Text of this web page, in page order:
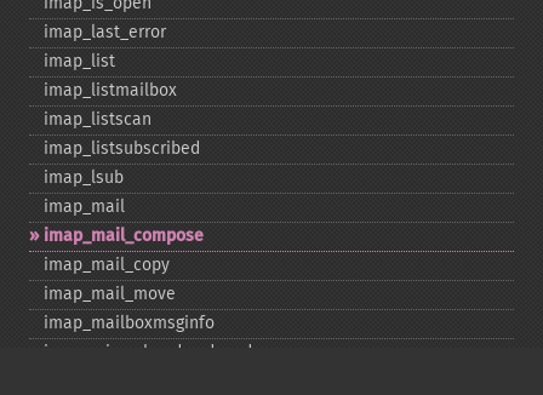
imap_​last_​error
imap_​list
imap_​listmailbox
imap_​listscan
imap_​listsubscribed
imap_​lsub
imap_​mail
imap_​mail_​compose
imap_​mail_​copy
imap_​mail_​move
imap_​mailboxmsginfo
imap_​mime_​header_​decode